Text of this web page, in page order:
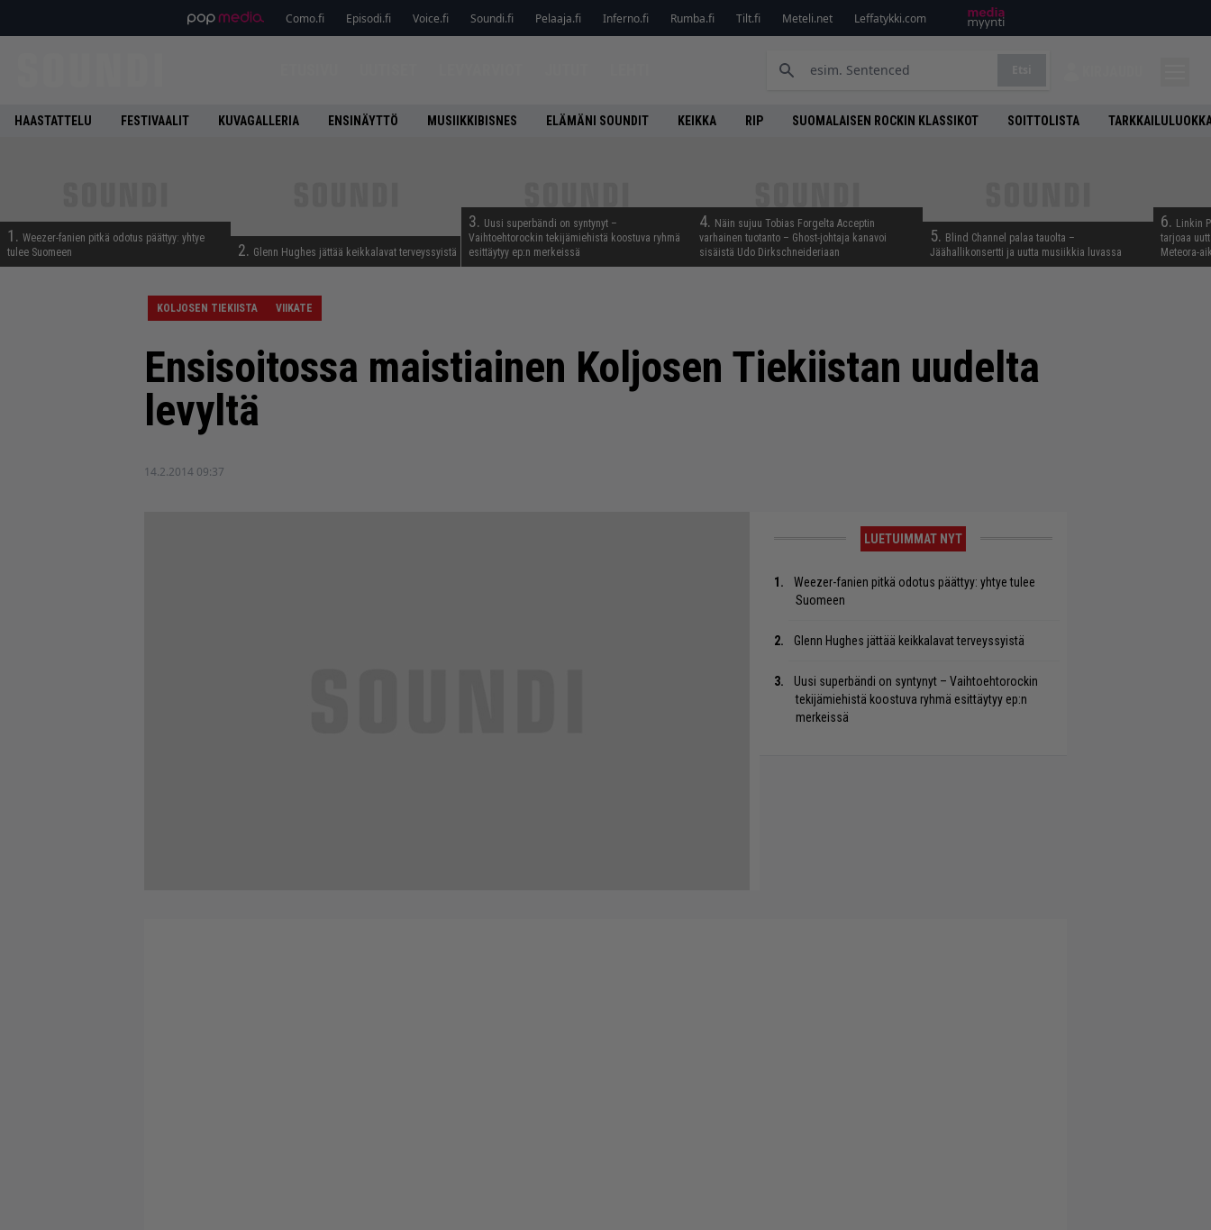
Como.fi Episodi.fi Voice.fi Soundi.fi Pelaaja.fi Inferno.fi Rumba.fi Tilt.fi Meteli.net Leffatykki.com
HAASTATTELU FESTIVAALIT KUVAGALLERIA ENSINÄYTTÖ MUSIIKKIBISNES ELÄMÄNI SOUNDIT KEIKKA RIP SUOMALAISEN ROCKIN KLASSIKOT SOITTOLISTA
1. Weezer-fanien pitkä odotus päättyy: yhtye
tulee Suomeen
2. Glenn Hughes jättää keikkalavat terveyssyistä
3. Uusi superbändi on syntynyt –
Vaihtoehtorockin tekijämiehistä koostuva ryhmä
esittäytyy ep:n merkeissä
4. Näin sujuu Tobias Forgelta Acceptin
varhainen tuotanto – Ghost-johtaja kanavoi
sisäistä Udo Dirkschneideriaan
5. Blind Channel palaa tauolta –
Jäähallikonsertti ja uutta musiikkia luvassa
6. Linkin
tarjoaa
Meteora-
KOLJOSEN TIEKIISTA VIIKATE
Ensisoitossa maistiainen Koljosen Tiekiistan uudelta
levyltä
14.2.2014 09:37
LUETUIMMAT NYT
Weezer-fanien pitkä odotus päättyy: yhtye tulee
Suomeen
Glenn Hughes jättää keikkalavat terveyssyistä
Uusi superbändi on syntynyt – Vaihtoehtorockin
tekijämiehistä koostuva ryhmä esittäytyy ep:n
merkeissä